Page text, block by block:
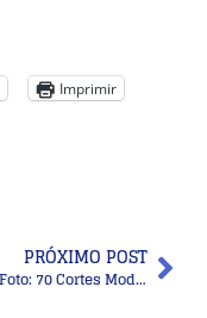
Imprimir
PRÓXIMO POST
Bem na Foto: 70 Cortes Modernos Femininos para Cabelos Lisos